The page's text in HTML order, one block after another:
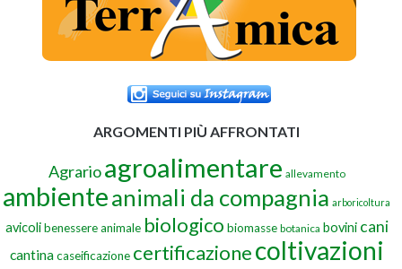
ARGOMENTI PIÙ AFFRONTATI
Agrario agroalimentare allevamento
ambienteanimali da compagnia arboricoltura
avicoli benessere animale biologico biomasse botanica bovini cani
cantina caseificazione certificazionecoltivazioni